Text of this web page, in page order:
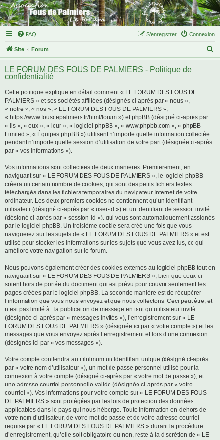
FAQ Connexion
S’enregistrer
Site Forum
h
LE FORUM DES FOUS DE PALMIERS - Politique de
confidentialité
Cette politique explique en détail comment « LE FORUM DES FOUS DE
PALMIERS » et ses sociétés affiliées (désignés ci-après par « nous »,
« notre », « nos », « LE FORUM DES FOUS DE PALMIERS »,
« https://www.fousdepalmiers.fr/html/forum ») et phpBB (désigné ci-après par
« ils », « eux », « leur », « logiciel phpBB », « www.phpbb.com », « phpBB
Limited », « Équipes phpBB ») utilisent n’importe quelle information collectée
pendant n’importe quelle session d’utilisation de votre part (désignée ci-après
par « vos informations »).
Vos informations sont collectées de deux manières. Premièrement, en
naviguant sur « LE FORUM DES FOUS DE PALMIERS », le logiciel phpBB
créera un certain nombre de cookies, qui sont des petits fichiers textes
téléchargés dans les fichiers temporaires du navigateur Internet de votre
ordinateur. Les deux premiers cookies ne contiennent qu’un identifiant
utilisateur (désigné ci-après par « user-id ») et un identifiant de session invité
(désigné ci-après par « session-id »), qui vous sont automatiquement assignés
par le logiciel phpBB. Un troisième cookie sera créé une fois que vous
naviguerez sur les sujets de « LE FORUM DES FOUS DE PALMIERS » et est
utilisé pour stocker les informations sur les sujets que vous avez lus, ce qui
améliore votre navigation sur le forum.
Nous pouvons également créer des cookies externes au logiciel phpBB tout en
naviguant sur « LE FORUM DES FOUS DE PALMIERS », bien que ceux-ci
soient hors de portée du document qui est prévu pour couvrir seulement les
pages créées par le logiciel phpBB. La seconde manière est de récupérer
l’information que vous nous envoyez et que nous collectons. Ceci peut être, et
n’est pas limité à : la publication de message en tant qu’utilisateur invité
(désignée ci-après par « messages invités »), l’enregistrement sur « LE
FORUM DES FOUS DE PALMIERS » (désignée ici par « votre compte ») et les
messages que vous envoyez après l’enregistrement et lors d’une connexion
(désignés ici par « vos messages »).
Votre compte contiendra au minimum un identifiant unique (désigné ci-après
par « votre nom d’utilisateur »), un mot de passe personnel utilisé pour la
connexion à votre compte (désigné ci-après par « votre mot de passe »), et
une adresse courriel personnelle valide (désignée ci-après par « votre
courriel »). Vos informations pour votre compte sur « LE FORUM DES FOUS
DE PALMIERS » sont protégées par les lois de protection des données
applicables dans le pays qui nous héberge. Toute information en-dehors de
votre nom d’utilisateur, de votre mot de passe et de votre adresse courriel
requise par « LE FORUM DES FOUS DE PALMIERS » durant la procédure
d’enregistrement, qu’elle soit obligatoire ou non, reste à la discrétion de « LE